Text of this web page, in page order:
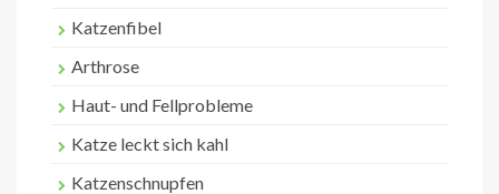
Katzenfibel
Arthrose
Haut- und Fellprobleme
Katze leckt sich kahl
Katzenschnupfen